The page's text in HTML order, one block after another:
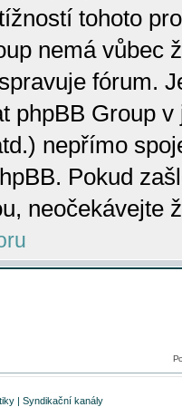
tohoto
nemá vůbec
fórum.
phpBB Group
nepřímo
Pokud
neočekávejte
| Syndikační kanály